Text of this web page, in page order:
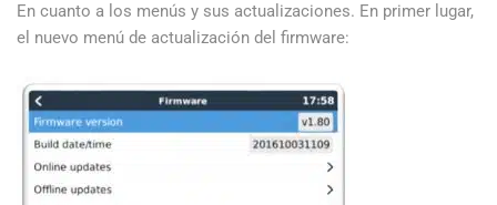
En cuanto a los menús y sus actualizaciones. En primer lugar,
el nuevo menú de actualización del firmware: